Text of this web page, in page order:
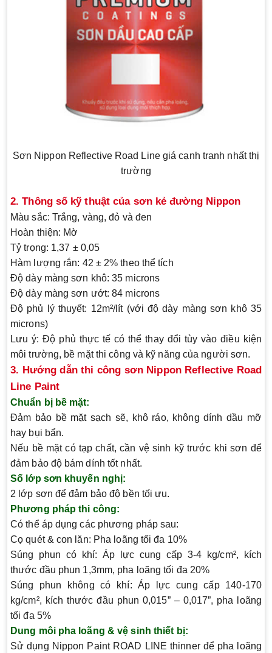
Sơn Nippon Reflective Road Line giá cạnh tranh nhất thị
trường
2. Thông số kỹ thuật của sơn kẻ đường Nippon
Màu sắc: Trắng, vàng, đỏ và đen
Hoàn thiện: Mờ
Tỷ trọng: 1,37 ± 0,05
Hàm lượng rắn: 42 ± 2% theo thể tích
Độ dày màng sơn khô: 35 microns
Độ dày màng sơn ướt: 84 microns
Độ phủ lý thuyết: 12m²/lít (với độ dày màng sơn khô 35
microns)
Lưu ý: Độ phủ thực tế có thể thay đổi tùy vào điều kiện
môi trường, bề mặt thi công và kỹ năng của người sơn.
3. Hướng dẫn thi công sơn Nippon Reflective Road
Line Paint
Chuẩn bị bề mặt:
Đảm bảo bề mặt sạch sẽ, khô ráo, không dính dầu mỡ
hay bụi bẩn.
Nếu bề mặt có tạp chất, cần vệ sinh kỹ trước khi sơn để
đảm bảo độ bám dính tốt nhất.
Số lớp sơn khuyến nghị:
2 lớp sơn để đảm bảo độ bền tối ưu.
Phương pháp thi công:
Có thể áp dụng các phương pháp sau:
Cọ quét & con lăn: Pha loãng tối đa 10%
Súng phun có khí: Áp lực cung cấp 3-4 kg/cm², kích
thước đầu phun 1,3mm, pha loãng tối đa 20%
Súng phun không có khí: Áp lực cung cấp 140-170
kg/cm², kích thước đầu phun 0,015” – 0,017”, pha loãng
tối đa 5%
Dung môi pha loãng & vệ sinh thiết bị:
Sử dụng Nippon Paint ROAD LINE thinnerđể pha loãng